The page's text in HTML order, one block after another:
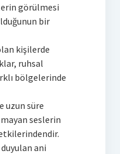
görülmesi
bir
kişilerde
ruhsal
bölgelerinde
uzun süre
seslerin
ani